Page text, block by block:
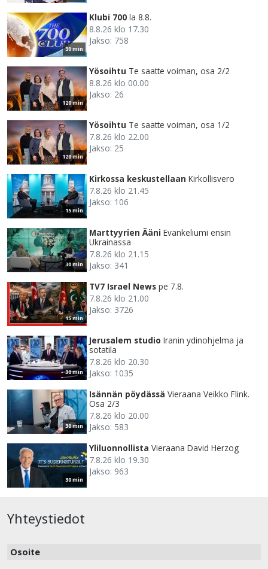
30 min
Klubi 700 la 8.8.
8.8.26 klo 17.30
Jakso: 758
120 min
Yösoihtu Te saatte voiman, osa 2/2
8.8.26 klo 00.00
Jakso: 26
120 min
Yösoihtu Te saatte voiman, osa 1/2
7.8.26 klo 22.00
Jakso: 25
15 min
Kirkossa keskustellaan Kirkollisvero
7.8.26 klo 21.45
Jakso: 106
30 min
Marttyyrien Ääni Evankeliumi ensin
Ukrainassa
7.8.26 klo 21.15
Jakso: 341
15 min
TV7 Israel News pe 7.8.
7.8.26 klo 21.00
Jakso: 3726
30 min
Jerusalem studio Iranin ydinohjelma ja
sotatila
7.8.26 klo 20.30
Jakso: 1035
30 min
Isännän pöydässä Vieraana Veikko Flink.
Osa 2/3
7.8.26 klo 20.00
Jakso: 583
30 min
Yliluonnollista Vieraana David Herzog
7.8.26 klo 19.30
Jakso: 963
Yhteystiedot
Osoite